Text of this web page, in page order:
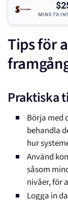
MINSTA
Tips för
Praktiska
Börja med
behandla
hur
Använd
såsom
nivåer, för
Logga in